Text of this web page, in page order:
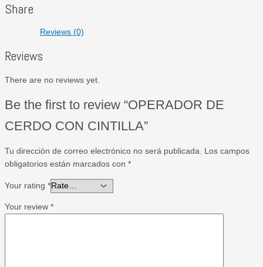
Share
Reviews (0)
Reviews
There are no reviews yet.
Be the first to review “OPERADOR DE
CERDO CON CINTILLA”
Tu dirección de correo electrónico no será publicada. Los campos
obligatorios están marcados con *
Your rating *
Your review *